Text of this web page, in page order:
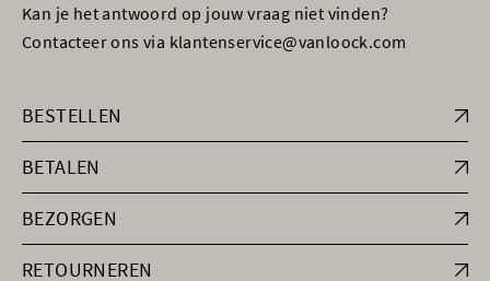
Kan je het antwoord op jouw vraag niet vinden?
Contacteer ons via klantenservice@vanloock.com
BESTELLEN
BETALEN
BEZORGEN
RETOURNEREN